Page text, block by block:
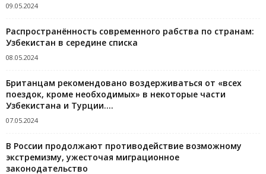
09.05.2024
Распространённость современного рабства по странам:
Узбекистан в середине списка
08.05.2024
Британцам рекомендовано воздерживаться от «всех
поездок, кроме необходимых» в некоторые части
Узбекистана и Турции....
07.05.2024
В России продолжают противодействие возможному
экстремизму, ужесточая миграционное
законодательство